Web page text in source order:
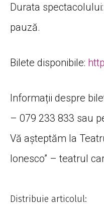
Durata spectacolului:
pauză.
Bilete disponibile:
Informații despre
– 079 233 833 sau
Vă așteptăm la
Ionesco” – teatrul
Distribuie articolul: